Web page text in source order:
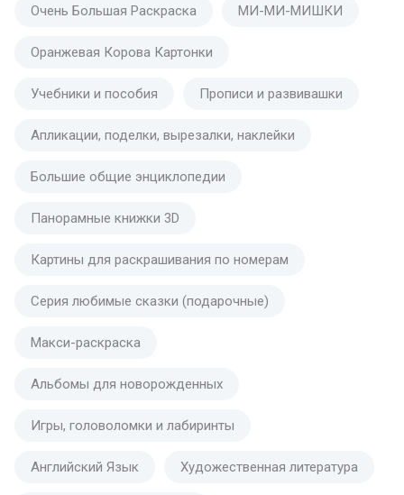
Очень Большая Раскраска МИ-МИ-МИШКИ
Оранжевая Корова Картонки
Учебники и пособия Прописи и развивашки
Апликации, поделки, вырезалки, наклейки
Большие общие энциклопедии
Панорамные книжки 3D
Картины для раскрашивания по номерам
Серия любимые сказки (подарочные)
Макси-раскраска
Альбомы для новорожденных
Игры, головоломки и лабиринты
Английский Язык Художественная литература